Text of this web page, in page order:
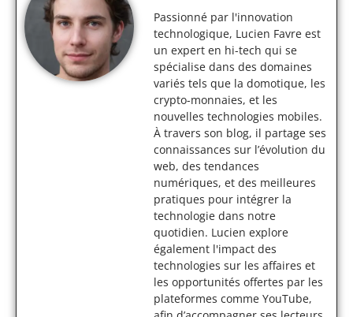
Passionné par l'innovation
technologique, Lucien Favre est
un expert en hi-tech qui se
spécialise dans des domaines
variés tels que la domotique, les
crypto-monnaies, et les
nouvelles technologies mobiles.
À travers son blog, il partage ses
connaissances sur l’évolution du
web, des tendances
numériques, et des meilleures
pratiques pour intégrer la
technologie dans notre
quotidien. Lucien explore
également l'impact des
technologies sur les affaires et
les opportunités offertes par les
plateformes comme YouTube,